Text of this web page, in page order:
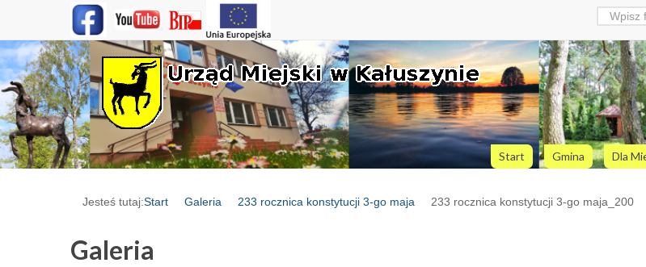
Start Gmina Dla
Jesteś tutaj:Start Galeria 233 rocznica konstytucji 3-go maja 233 rocznica konstytucji 3-go maja_200
Galeria